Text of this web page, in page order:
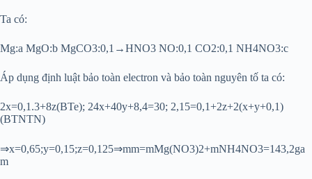
Ta có:
Mg:a MgO:b MgCO3:0,1→HNO3 NO:0,1 CO2:0,1 NH4NO3:c
Áp dụng định luật bảo toàn electron và bảo toàn nguyên tố ta có:
2x=0,1.3+8z(BTe); 24x+40y+8,4=30; 2,15=0,1+2z+2(x+y+0,1)
(BTNTN)
⇒x=0,65;y=0,15;z=0,125⇒mm=mMg(NO3)2+mNH4NO3=143,2ga
m